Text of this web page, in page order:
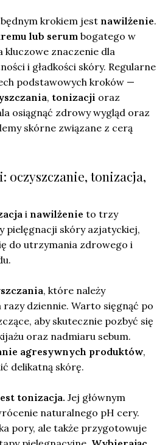
krokiem jest nawilżenie.
lub serum bogatego w
kluczowe znaczenie dla
i gładkości skóry. Regularne
podstawowych kroków —
, tonizacji oraz
osiągnąć zdrowy wygląd oraz
skórne związane z cerą
oczyszczanie, tonizacja,
i nawilżenie to trzy
pielęgnacji skóry azjatyckiej,
do utrzymania zdrowego i
, które należy
dziennie. Warto sięgnąć po
aby skutecznie pozbyć się
oraz nadmiaru sebum.
agresywnych produktów,
delikatną skórę.
tonizacja. Jej głównym
naturalnego pH cery.
pory, ale także przygotowuje